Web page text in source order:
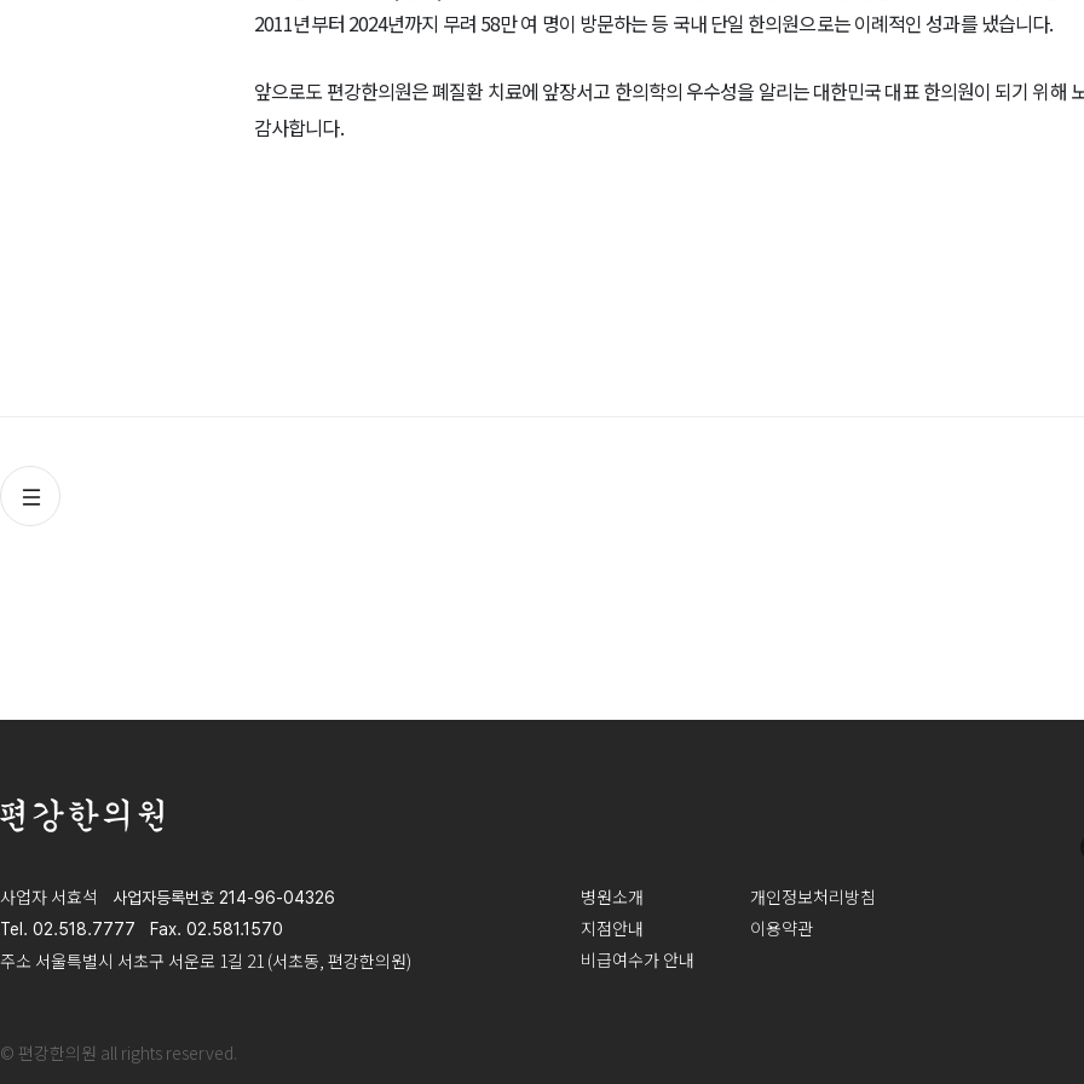
2011년부터 2024년까지 무려 58만 여 명이 방문하는 등 국내 단일 한의원으로는 이례적인 성과를 냈습니다.
앞으로도 편강한의원은 폐질환 치료에 앞장서고 한의학의 우수성을 알리는 대한민국 대표 한의원이 되기 위해
감사합니다.
목록으로
편강한의원
사업자 서효석
사업자등록번호 214-96-04326
Tel. 02.518.7777
Fax. 02.581.1570
주소 서울특별시 서초구 서운로 1길 21 (서초동, 편강한의원)
병원소개
개인정보처리방침
지점안내
이용약관
비급여수가 안내
© 편강한의원 all rights reserved.